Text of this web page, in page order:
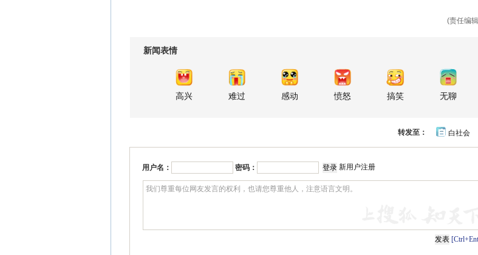
(责任编
新闻表情
高兴 难过 感动 愤怒 搞笑 无聊
转发至： 白社会
用户名： 密码： 新用户注册